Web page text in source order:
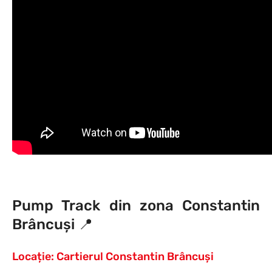
Pump Track din zona Constantin
Brâncuși 📍
Locație: Cartierul Constantin Brâncuși